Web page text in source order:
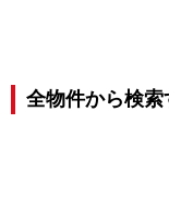
全物件から検索